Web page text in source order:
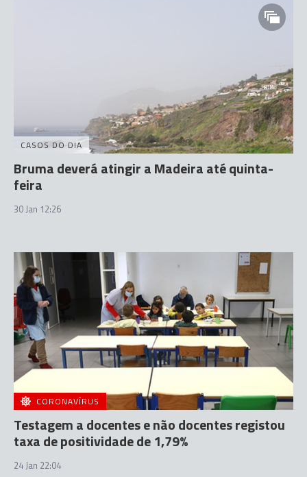
CASOS DO DIA
Bruma deverá atingir a Madeira até quinta-
feira
30 Jan 12:26
CORONAVÍRUS
Testagem a docentes e não docentes registou
taxa de positividade de 1,79%
24 Jan 22:04